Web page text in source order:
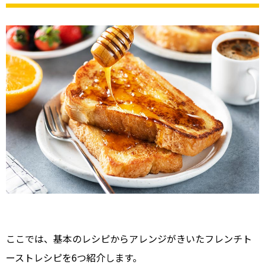
ここでは、基本のレシピからアレンジがきいたフレンチト
ーストレシピを6つ紹介します。